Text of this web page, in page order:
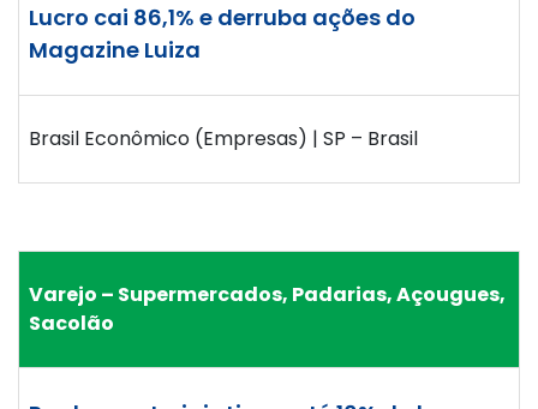
Lucro cai 86,1% e derruba ações do
Magazine Luiza
Brasil Econômico (Empresas) | SP – Brasil
Varejo – Supermercados, Padarias, Açougues,
Sacolão